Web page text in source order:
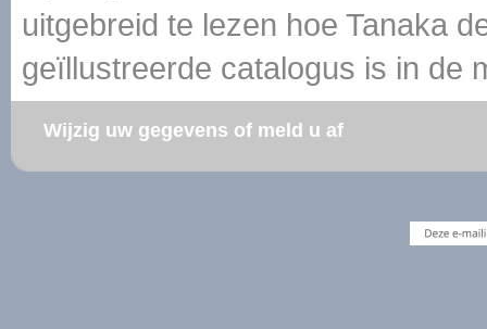
uitgebreid te lezen hoe Tanaka
geïllustreerde catalogus is in de
Wijzig uw gegevens of meld u af